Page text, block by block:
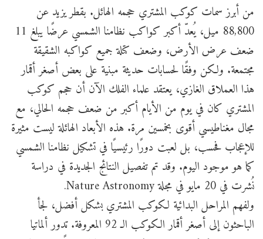
من أبرز سمات كوكب المشتري حجمه الهائل. بقطر يزيد عن
88,800 ميل، يُعدّ أكبر كواكب نظامنا الشمسي عرضًا يبلغ 11
ضعف عرض الأرض، وضعف كتلة جميع كواكبه الشقيقة
مجتمعة. ولكن وفقًا لحسابات حديثة مبنية على بعض أصغر أقمار
هذا العملاق الغازي، يعتقد علماء الفلك الآن أن حجم كوكب
المشتري كان في يوم من الأيام أكبر من ضعف حجمه الحالي، مع
مجال مغناطيسي أقوى بخمسين مرة. هذه الأبعاد الهائلة ليست مثيرة
للإعجاب فحسب، بل لعبت دورًا رئيسيًا في تشكيل نظامنا الشمسي
كما هو موجود اليوم. وقد تم تفصيل النتائج الجديدة في دراسة
نُشرت في 20 مايو في مجلة Nature Astronomy.
ولفهم المراحل البدائية لكوكب المشتري بشكل أفضل، لجأ
الباحثون إلى أصغر أقمار الكوكب الـ 92 المعروفة. تدور ألماتيا